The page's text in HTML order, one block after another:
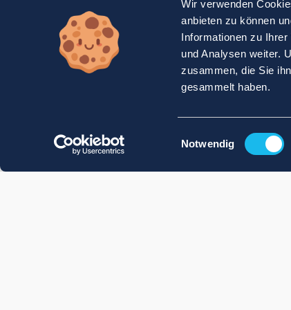
Wir verwenden
anbieten zu können
Informationen zu
und Analysen weiter.
zusammen, die Sie
gesammelt haben.
Einwilligungsauswahl
Notwendig